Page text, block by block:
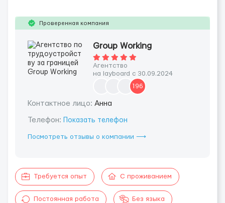
Проверенная компания
Group Working
Агентство
на layboard с 30.09.2024
196
Контактное лицо: Aнна
Телефон: Показать телефон
Посмотреть отзывы о компании ⟶
Требуется опыт С проживанием
Постоянная работа Без языка